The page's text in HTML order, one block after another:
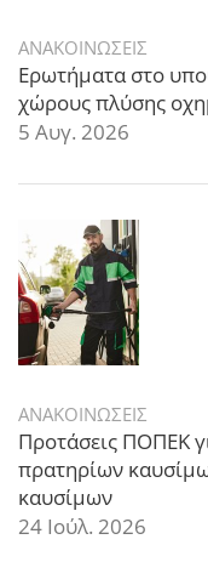
ΑΝΑΚΟΙΝΩΣΕΙΣ
Ερωτήματα στο
χώρους πλύσης
5 Αυγ. 2026
ΑΝΑΚΟΙΝΩΣΕΙΣ
Προτάσεις ΠΟΠΕΚ
πρατηρίων
καυσίμων
24 Ιούλ. 2026